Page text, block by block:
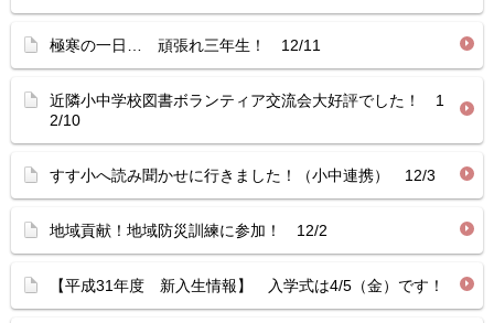
極寒の一日… 頑張れ三年生！ 12/11
近隣小中学校図書ボランティア交流会大好評でした！ 1
2/10
すす小へ読み聞かせに行きました！（小中連携） 12/3
地域貢献！地域防災訓練に参加！ 12/2
【平成31年度 新入生情報】 入学式は4/5（金）です！